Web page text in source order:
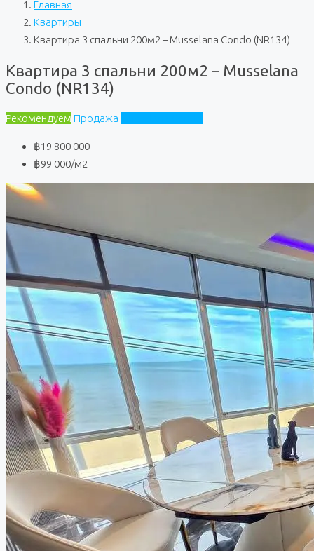
Главная
Квартиры
Квартира 3 спальни 200м2 – Musselana Condo (NR134)
Квартира 3 спальни 200м2 – Musselana
Condo (NR134)
Рекомендуем Продажа
฿19 800 000
฿99 000/м2